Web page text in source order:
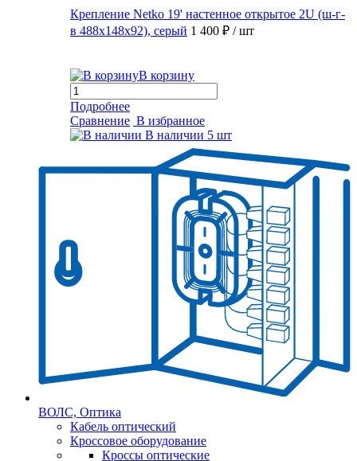
Крепление Netko 19' настенное открытое 2U (ш-г-
в 488х148х92), серый 1 400 ₽ / шт
В корзину
Подробнее
Сравнение В избранное
В наличии 5 шт
ВОЛС, Оптика
Кабель оптический
Кроссовое оборудование
Кроссы оптические